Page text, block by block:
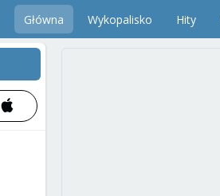
Główna Wykopalisko Hity